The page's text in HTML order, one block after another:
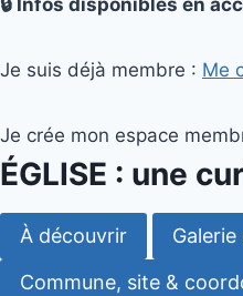
Je suis déjà membre : Me
Je crée mon espace
ÉGLISE : une
À découvrir
Commune, site &